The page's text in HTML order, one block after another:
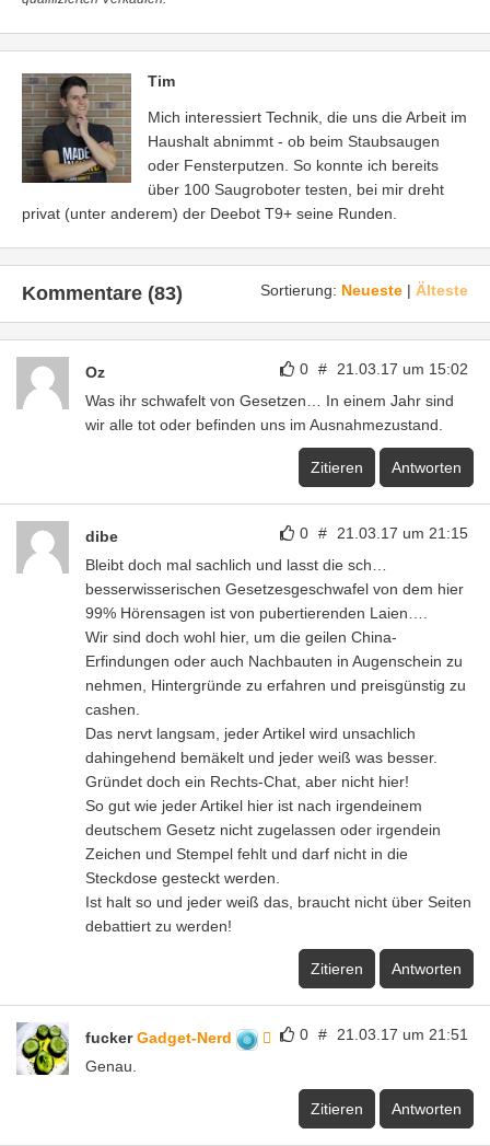
Tim
Mich interessiert Technik, die uns die Arbeit im
Haushalt abnimmt - ob beim Staubsaugen
oder Fensterputzen. So konnte ich bereits
über 100 Saugroboter testen, bei mir dreht
privat (unter anderem) der Deebot T9+ seine Runden.
Sortierung: Neueste | Älteste
Kommentare (83)
0 # 21.03.17 um 15:02
Oz
Was ihr schwafelt von Gesetzen… In einem Jahr sind
wir alle tot oder befinden uns im Ausnahmezustand.
Zitieren Antworten
0 # 21.03.17 um 21:15
dibe
Bleibt doch mal sachlich und lasst die sch…
besserwisserischen Gesetzesgeschwafel von dem hier
99% Hörensagen ist von pubertierenden Laien….
Wir sind doch wohl hier, um die geilen China-
Erfindungen oder auch Nachbauten in Augenschein zu
nehmen, Hintergründe zu erfahren und preisgünstig zu
cashen.
Das nervt langsam, jeder Artikel wird unsachlich
dahingehend bemäkelt und jeder weiß was besser.
Gründet doch ein Rechts-Chat, aber nicht hier!
So gut wie jeder Artikel hier ist nach irgendeinem
deutschem Gesetz nicht zugelassen oder irgendein
Zeichen und Stempel fehlt und darf nicht in die
Steckdose gesteckt werden.
Ist halt so und jeder weiß das, braucht nicht über Seiten
debattiert zu werden!
Zitieren Antworten
0 # 21.03.17 um 21:51
fuckerGadget-Nerd
Genau.
Zitieren Antworten